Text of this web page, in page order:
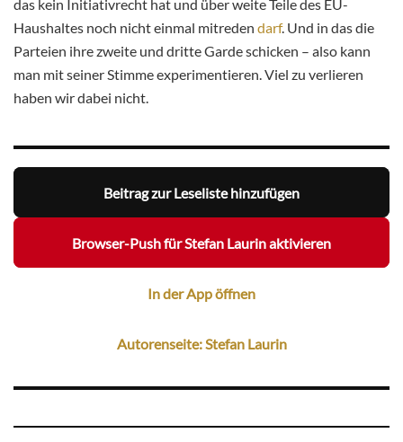
das kein Initiativrecht hat und über weite Teile des EU-
Haushaltes noch nicht einmal mitreden darf. Und in das die
Parteien ihre zweite und dritte Garde schicken – also kann
man mit seiner Stimme experimentieren. Viel zu verlieren
haben wir dabei nicht.
Beitrag zur Leseliste hinzufügen
Browser-Push für Stefan Laurin aktivieren
In der App öffnen
Autorenseite: Stefan Laurin